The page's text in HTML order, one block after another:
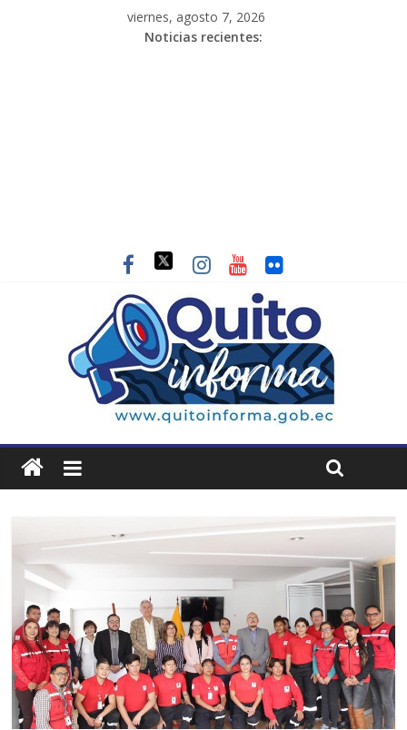
viernes, agosto 7, 2026
Noticias recientes: